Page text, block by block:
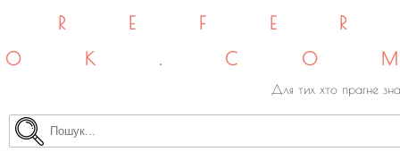
Для тих хто прагне